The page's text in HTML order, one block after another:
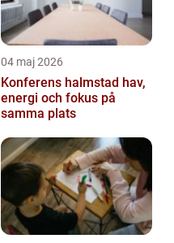
04 maj 2026
Konferens halmstad hav,
energi och fokus på
samma plats